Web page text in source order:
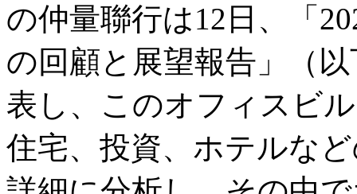
の仲量聯行は12日、「
の回顧と展望報告」（
表し、このオフィスビ
住宅、投資、ホテルな